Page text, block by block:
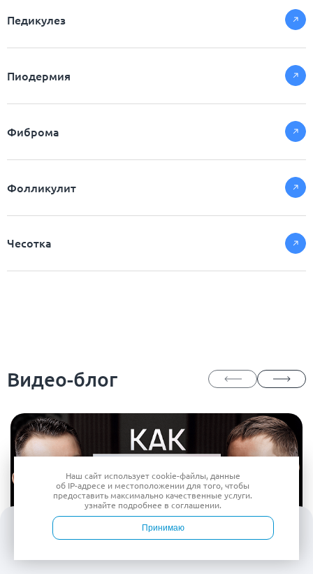
Педикулез
Пиодермия
Фиброма
Фолликулит
Чесотка
Видео-блог
Наш сайт используетcookie-файлы, данные
об IP-адресе и местоположении для того, чтобы
предоставить максимально качественные услуги.
узнайте подробнее в соглашении.
Принимаю